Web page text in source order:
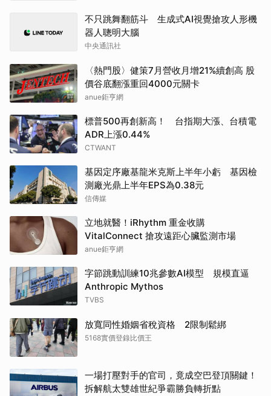
不只跳舞翻筋斗 生成式AI視覺搶攻人形機
器人聰明大腦
中央通訊社
〈熱門股〉健策7月營收月增21%續創高 股
價谷底翻漲重回4000元關卡
anue鉅亨網
標普500再創新高！ 台指期大漲、台積電
ADR上漲0.44%
CTWANT
基因定序廠基龍米克斯上半年小虧 基因檢
測廠光鼎上半年EPS為0.38元
信傳媒
立地就醫！iRhythm 重金收購
VitalConnect 搶攻遠距心臟監測市場
anue鉅亨網
字節跳動訓練10兆參數AI模型 規模直逼
Anthropic Mythos
TVBS
放寬同性婚姻省稅資格 2限制鬆綁
5168實價登錄比價王
一場打壓對手的官司，竟成空巴登頂關鍵！
拆解航太雙雄世紀爭霸勝負轉折點